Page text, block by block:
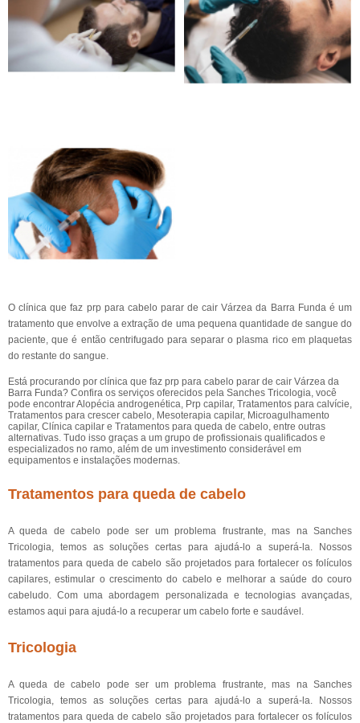
O clínica que faz prp para cabelo parar de cair Várzea da Barra Funda é um
tratamento que envolve a extração de uma pequena quantidade de sangue do
paciente, que é então centrifugado para separar o plasma rico em plaquetas
do restante do sangue.
Está procurando por clínica que faz prp para cabelo parar de cair Várzea da
Barra Funda? Confira os serviços oferecidos pela Sanches Tricologia, você
pode encontrar Alopécia androgenética, Prp capilar, Tratamentos para calvície,
Tratamentos para crescer cabelo, Mesoterapia capilar, Microagulhamento
capilar, Clínica capilar e Tratamentos para queda de cabelo, entre outras
alternativas. Tudo isso graças a um grupo de profissionais qualificados e
especializados no ramo, além de um investimento considerável em
equipamentos e instalações modernas.
Tratamentos para queda de cabelo
A queda de cabelo pode ser um problema frustrante, mas na Sanches
Tricologia, temos as soluções certas para ajudá-lo a superá-la. Nossos
tratamentos para queda de cabelo são projetados para fortalecer os folículos
capilares, estimular o crescimento do cabelo e melhorar a saúde do couro
cabeludo. Com uma abordagem personalizada e tecnologias avançadas,
estamos aqui para ajudá-lo a recuperar um cabelo forte e saudável.
Tricologia
A queda de cabelo pode ser um problema frustrante, mas na Sanches
Tricologia, temos as soluções certas para ajudá-lo a superá-la. Nossos
tratamentos para queda de cabelo são projetados para fortalecer os folículos